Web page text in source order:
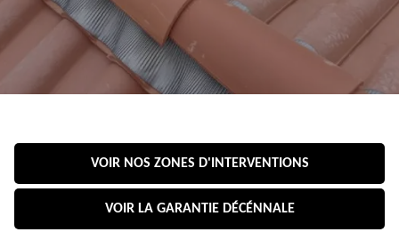
VOIR NOS ZONES D'INTERVENTIONS
VOIR LA GARANTIE DÉCÉNNALE